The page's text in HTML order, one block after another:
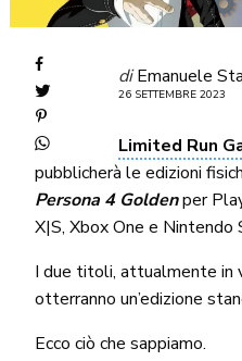
di Emanuele
26 SETTEMBRE 2023
Limited Run
pubblicherà le edizioni
Persona 4 Goldenper
X|S, Xbox One e Nintendo
I due titoli, attualmente in
otterranno un’edizione
Ecco ciò che sappiamo.